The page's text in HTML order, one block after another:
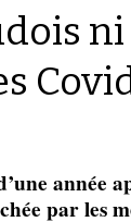
année
par les